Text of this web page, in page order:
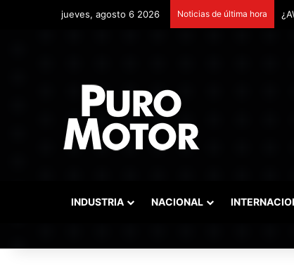
jueves, agosto 6 2026 Noticias de última hora
INDUSTRIA NACIONAL